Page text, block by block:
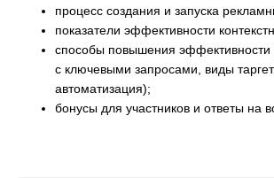
процесс создания и запуска
показатели эффективности
способы повышения эффективности
с ключевыми запросами, виды
автоматизация);
бонусы для участников и ответы на